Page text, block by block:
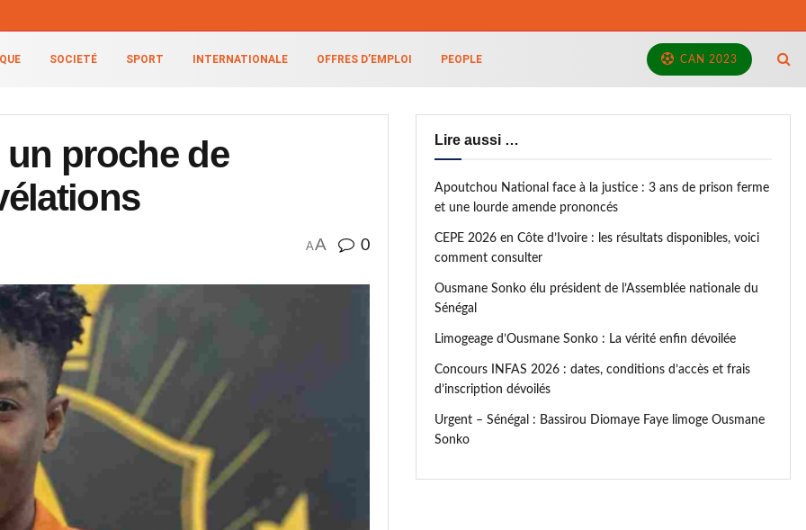
SOCIETÉ SPORT INTERNATIONALE OFFRES D’EMPLOI PEOPLE CAN 2023
un proche de
AA 0
Lire aussi …
Apoutchou National face à la justice : 3 ans de prison ferme
et une lourde amende prononcés
CEPE 2026 en Côte d’Ivoire : les résultats disponibles, voici
comment consulter
Ousmane Sonko élu président de l’Assemblée nationale du
Sénégal
Limogeage d’Ousmane Sonko : La vérité enfin dévoilée
Concours INFAS 2026 : dates, conditions d’accès et frais
d’inscription dévoilés
Urgent – Sénégal : Bassirou Diomaye Faye limoge Ousmane
Sonko